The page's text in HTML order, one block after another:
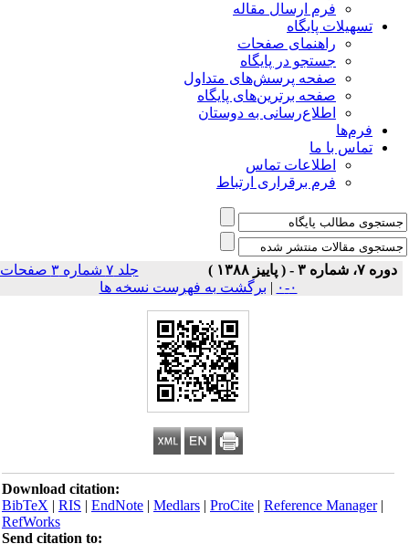
فرم ارسال مقاله
تسهیلات پایگاه
راهنمای صفحات
جستجو در پایگاه
صفحه پرسش‌های متداول
صفحه برترین‌های پایگاه
اطلاع‌رسانی به دوستان
فرم‌ها
تماس با ما
اطلاعات تماس
فرم برقراری ارتباط
دوره ۷، شماره ۳ - ( پاییز ۱۳۸۸ )
جلد ۷ شماره ۳ صفحات
| برگشت به فهرست نسخه ها
Download citation:
BibTeX|RIS|EndNote|Medlars|ProCite|Reference Manager
RefWorks
Send citation to: